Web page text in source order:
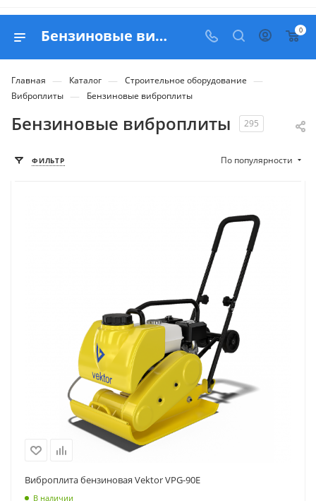
Бензиновые виброплиты - купить в Москве с доставкой по РФ 0
Главная — Каталог — Строительное оборудование —
Виброплиты — Бензиновые виброплиты
Бензиновые виброплиты 295
ФИЛЬТР По популярности
Виброплита бензиновая Vektor VPG-90Е
В наличии